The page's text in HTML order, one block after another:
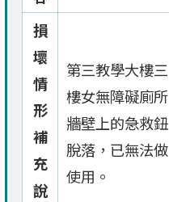
損
壞
情
形
補
充
說
第三教學大樓三
樓女無障礙廁所
牆壁上的急救鈕
脫落，已無法做
使用。